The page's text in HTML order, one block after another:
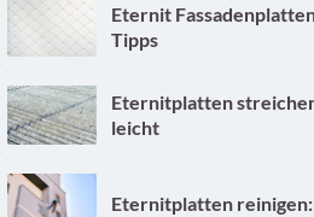
Eternit
Tipps
Eternitplatten
leicht
Eternitplatten reinigen: